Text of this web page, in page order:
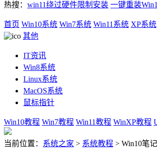
热搜： win11绕过硬件限制安装 一键重装
首页 Win10系统 Win7系统 Win11系统 XP系统
其他
IT资讯
Win8系统
Linux系统
MacOS系统
鼠标指针
Win10教程 Win7教程 Win11教程 WinXP教程
当前位置： 系统之家 > 系统教程 > Win10笔